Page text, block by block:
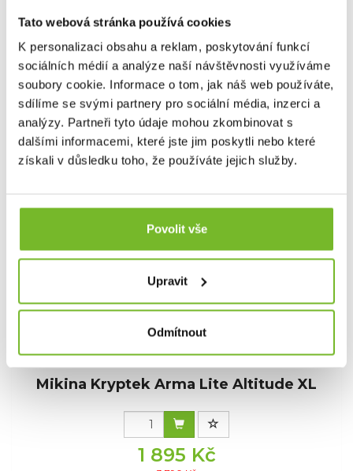
Tato webová stránka používá cookies
K personalizaci obsahu a reklam, poskytování funkcí
sociálních médií a analýze naší návštěvnosti využíváme
soubory cookie. Informace o tom, jak náš web používáte,
sdílíme se svými partnery pro sociální média, inzerci a
analýzy. Partneři tyto údaje mohou zkombinovat s
dalšími informacemi, které jste jim poskytli nebo které
získali v důsledku toho, že používáte jejich služby.
Povolit vše
Upravit
Odmítnout
Mikina Kryptek Arma Lite Altitude S
1 895 Kč
3 790 Kč
Skladem: posledních 1 ks
Mikina Kryptek Arma Lite Altitude XL
1 895 Kč